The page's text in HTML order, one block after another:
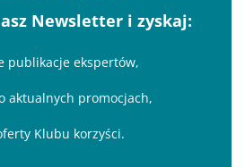
Newsletter i zyskaj:
publikacje ekspertów,
aktualnych promocjach,
Klubu korzyści.